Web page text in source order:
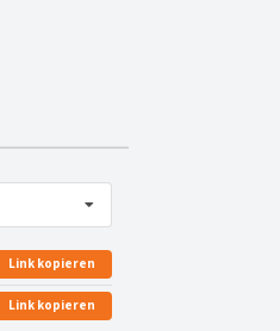
Link kopieren
Link kopieren